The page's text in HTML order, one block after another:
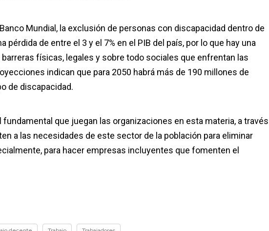
Mundial, la exclusión de personas con discapacidad dentro de
pérdida de entre el 3 y el 7% en el PIB del país, por lo que hay una
físicas, legales y sobre todo sociales que enfrentan las
indican que para 2050 habrá más de 190 millones de
de discapacidad.
fundamental que juegan las organizaciones en esta materia, a través
a las necesidades de este sector de la población para eliminar
para hacer empresas incluyentes que fomenten el